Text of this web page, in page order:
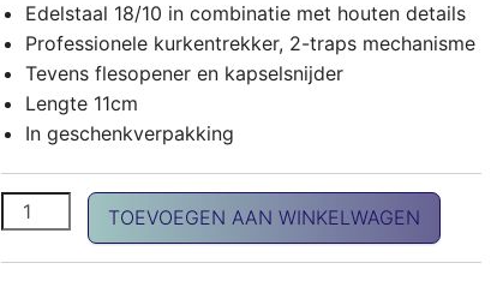
Edelstaal 18/10 in combinatie met houten details
Professionele kurkentrekker, 2-traps mechanisme
Tevens flesopener en kapselsnijder
Lengte 11cm
In geschenkverpakking
Kelnermes LEGNO aantal
TOEVOEGEN AAN WINKELWAGEN